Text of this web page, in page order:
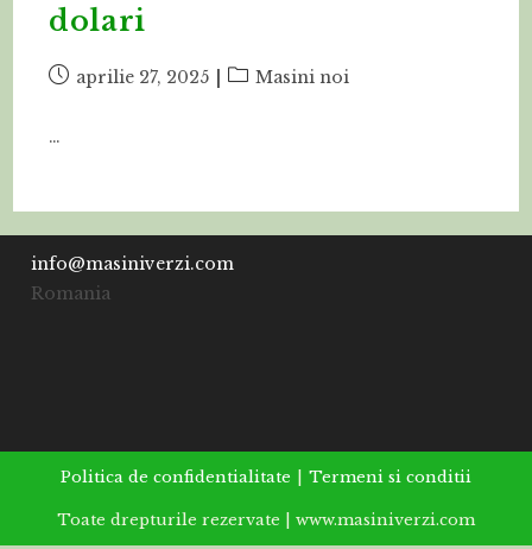
dolari
Postaprilie 27, 2025
PostMasini noi
…
info@masiniverzi.com
Romania
Politica de confidentialitate Termeni si conditii
Toate drepturile rezervate | www.masiniverzi.com